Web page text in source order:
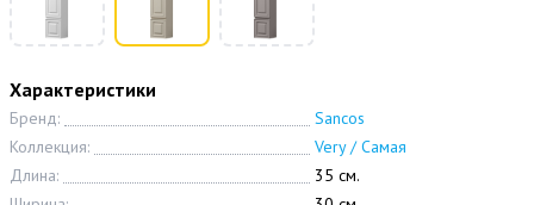
Характеристики
Бренд:
Sancos
Коллекция:
Very / Самая
Длина:
35 см.